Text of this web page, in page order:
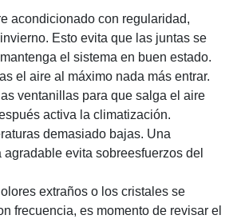
acondicionado con regularidad,
Esto evita que las juntas se
el sistema en buen estado.
el aire al máximo nada más entrar.
ventanillas para que salga el aire
activa la climatización.
demasiado bajas. Una
agradable evita sobreesfuerzos del
extraños o los cristales se
frecuencia, es momento de revisar el